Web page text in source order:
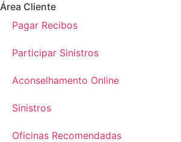
Área Cliente
Pagar Recibos
Participar Sinistros
Aconselhamento Online
Sinistros
Oficinas Recomendadas